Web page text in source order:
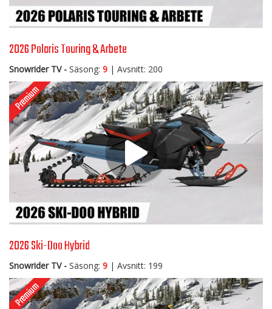
2026 Polaris Touring & Arbete
Snowrider TV - Säsong: 9 | Avsnitt: 200
2026 Ski-Doo Hybrid
Snowrider TV - Säsong: 9 | Avsnitt: 199